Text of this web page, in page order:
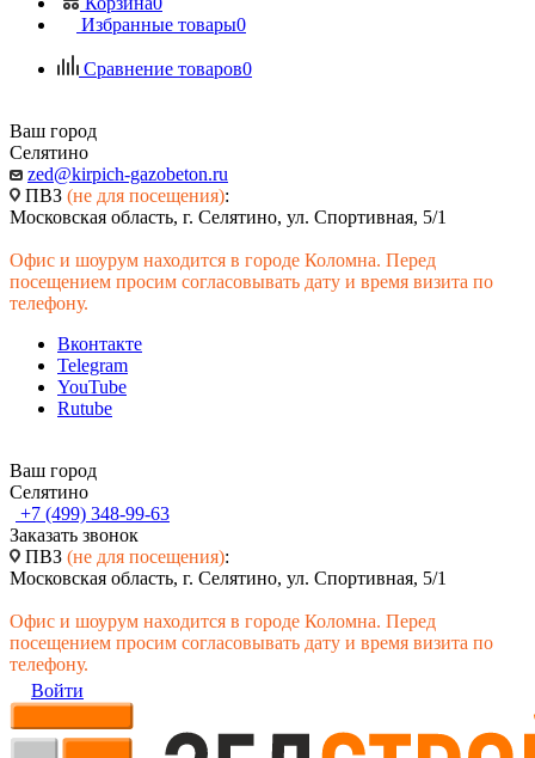
Избранные товары0
Сравнение товаров0
Ваш город
Селятино
zed@kirpich-gazobeton.ru
ПВЗ (не для посещения):
Московская область, г. Селятино, ул. Спортивная, 5/1
Офис и шоурум находится в городе Коломна. Перед
посещением просим согласовывать дату и время визита по
телефону.
Вконтакте
Telegram
YouTube
Rutube
Ваш город
Селятино
+7 (499) 348-99-63
Заказать звонок
ПВЗ (не для посещения):
Московская область, г. Селятино, ул. Спортивная, 5/1
Офис и шоурум находится в городе Коломна. Перед
посещением просим согласовывать дату и время визита по
телефону.
Войти